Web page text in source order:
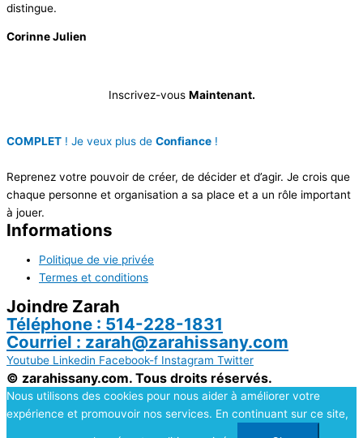
distingue.
Corinne Julien
Inscrivez-vous Maintenant.
COMPLET ! Je veux plus de Confiance !
Reprenez votre pouvoir de créer, de décider et d’agir. Je crois que
chaque personne et organisation a sa place et a un rôle important
à jouer.
Informations
Politique de vie privée
Termes et conditions
Joindre Zarah
Téléphone : 514-228-1831
Courriel : zarah@zarahissany.com
Youtube Linkedin Facebook-f Instagram Twitter
© zarahissany.com. Tous droits réservés.
Nous utilisons des cookies pour nous aider à améliorer votre
expérience et promouvoir nos services. En continuant sur ce site,